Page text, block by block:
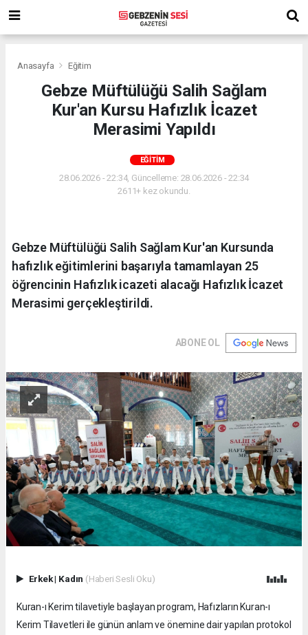
Anasayfa Eğitim
Gebze Müftülüğü Salih Sağlam
Kur'an Kursu Hafızlık İcazet
Merasimi Yapıldı
EĞITIM
28.06.2026 - 22:34, Güncelleme: 28.06.2026 - 22:34
2611+ kez okundu.
Gebze Müftülüğü Salih Sağlam Kur'an Kursunda
hafızlık eğitimlerini başarıyla tamamlayan 25
öğrencinin Hafızlık icazeti alacağı Hafızlık İcazet
Merasimi gerçekleştirildi.
ABONE OL
Erkek| Kadın (Haberi Sesli Oku)
Kuran-ı Kerim tilavetiyle başlayan program, Hafızların Kuran-ı
Kerim Tilavetleri ile günün anlam ve önemine dair yapılan protokol